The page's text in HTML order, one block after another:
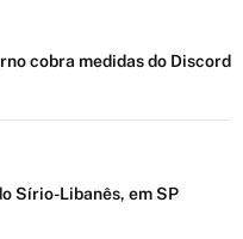
cobra medidas do Discord
Sírio-Libanês, em SP